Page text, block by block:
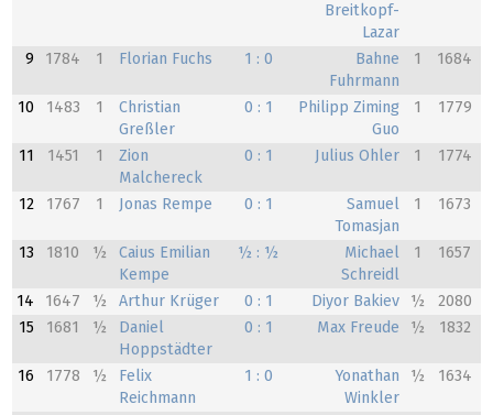
Breitkopf-
Lazar
9 1784 1 Florian Fuchs 1 : 0
Bahne
Fuhrmann
1 1684
10 1483 1
Christian
Greßler
0 : 1
Philipp Ziming
Guo
1 1779
11 1451 1
Zion
Malchereck
0 : 1 Julius Ohler 1 1774
12 1767 1 Jonas Rempe 0 : 1
Samuel
Tomasjan
1 1673
13 1810 ½
Caius Emilian
Kempe
½ : ½
Michael
Schreidl
1 1657
14 1647 ½ Arthur Krüger 0 : 1 Diyor Bakiev ½
2080
15
1681 ½
Daniel
Hoppstädter
0 : 1 Max Freude ½ 1832
16 1778 ½
Felix
Reichmann
1 : 0
Yonathan
Winkler
½ 1634